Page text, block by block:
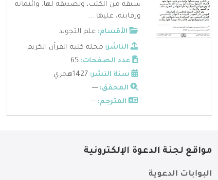
سبقه من الكتب، وتصديقه لها، وائتمانه
ورقابته، عليها ...
الأقسام: علم التجويد
الناشر: مجلة كلية القرآن الكريم
عدد الصفحات:
سنة النشر:
المحقق: ---
المترجم: ---
مواقع لجنة الدعوة الإلكترونية
البوابات الدعوية